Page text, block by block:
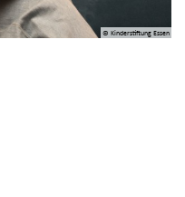
© Kinderstiftung Essen